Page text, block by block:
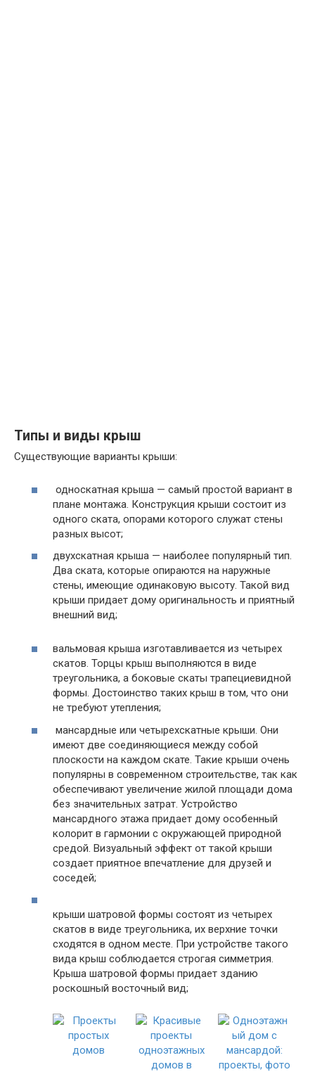
Типы и виды крыш
Существующие варианты крыши:
односкатная крыша — самый простой вариант в
плане монтажа. Конструкция крыши состоит из
одного ската, опорами которого служат стены
разных высот;
двухскатная крыша — наиболее популярный тип.
Два ската, которые опираются на наружные
стены, имеющие одинаковую высоту. Такой вид
крыши придает дому оригинальность и приятный
внешний вид;
вальмовая крыша изготавливается из четырех
скатов. Торцы крыш выполняются в виде
треугольника, а боковые скаты трапециевидной
формы. Достоинство таких крыш в том, что они
не требуют утепления;
мансардные или четырехскатные крыши. Они
имеют две соединяющиеся между собой
плоскости на каждом скате. Такие крыши очень
популярны в современном строительстве, так как
обеспечивают увеличение жилой площади дома
без значительных затрат. Устройство
мансардного этажа придает дому особенный
колорит в гармонии с окружающей природной
средой. Визуальный эффект от такой крыши
создает приятное впечатление для друзей и
соседей;
крыши шатровой формы состоят из четырех
скатов в виде треугольника, их верхние точки
сходятся в одном месте. При устройстве такого
вида крыш соблюдается строгая симметрия.
Крыша шатровой формы придает зданию
роскошный восточный вид;